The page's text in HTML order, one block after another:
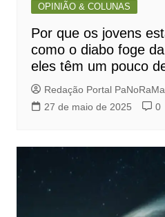
OPINIÃO & COLUNAS
Por que os jovens
como o diabo foge
eles têm um pouco
Redação Portal PaNoRaMa
27 de maio de 2025
0